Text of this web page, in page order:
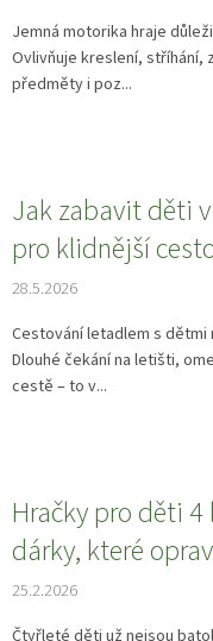
Jemná motorika hraje
Ovlivňuje kreslení, stříhání,
předměty i poz...
Jak zabavit děti
pro klidnější
28.5.2026
Cestování letadlem s
Dlouhé čekání na letišti,
cestě – to v...
Hračky pro děti
dárky, které
25.2.2026
Čtyřleté děti už nejsou